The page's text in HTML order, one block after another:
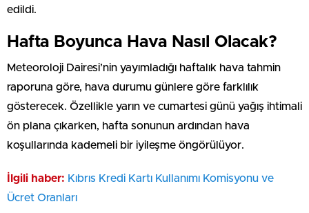
edildi.
Hafta Boyunca Hava Nasıl Olacak?
Meteoroloji Dairesi’nin yayımladığı haftalık hava tahmin
raporuna göre, hava durumu günlere göre farklılık
gösterecek. Özellikle yarın ve cumartesi günü yağış ihtimali
ön plana çıkarken, hafta sonunun ardından hava
koşullarında kademeli bir iyileşme öngörülüyor.
İlgili haber: Kıbrıs Kredi Kartı Kullanımı Komisyonu ve
Ücret Oranları